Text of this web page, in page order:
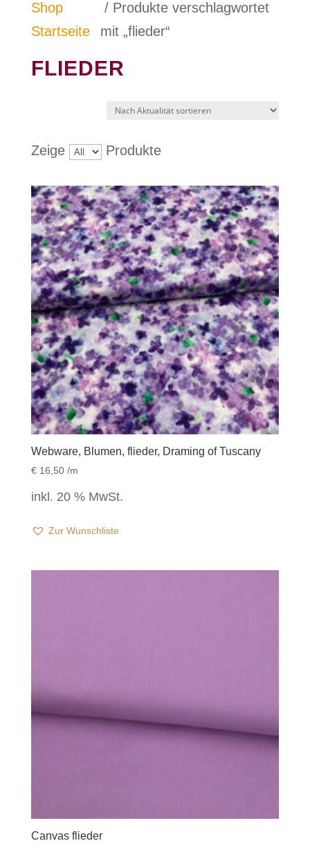
Shop
Startseite
/ Produkte verschlagwortet
mit „flieder“
FLIEDER
Zeige Produkte
Webware, Blumen, flieder, Draming of Tuscany
€16,50/m
inkl. 20 % MwSt.
Zur Wunschliste
Canvas flieder